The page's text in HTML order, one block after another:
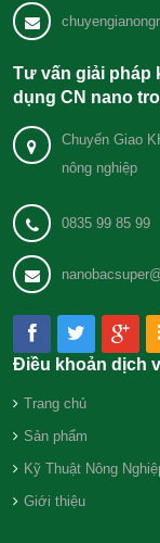
Tư vấn giải pháp
dụng CN nano
Chuyển Giao
nông nghiệp
0835 99 85 99
Điều khoản dịch
Trang chủ
Sản phẩm
Kỹ Thuật Nông
Giới thiệu